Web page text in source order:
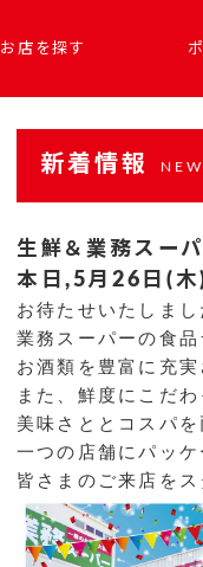
お店を探す
新着情報
生鮮＆業務スー
本日,5月26日(木
お待たせいたしま
業務スーパーの食品
お酒類を豊富に充実
また、鮮度にこだ
美味さととコスパ
一つの店舗にパッ